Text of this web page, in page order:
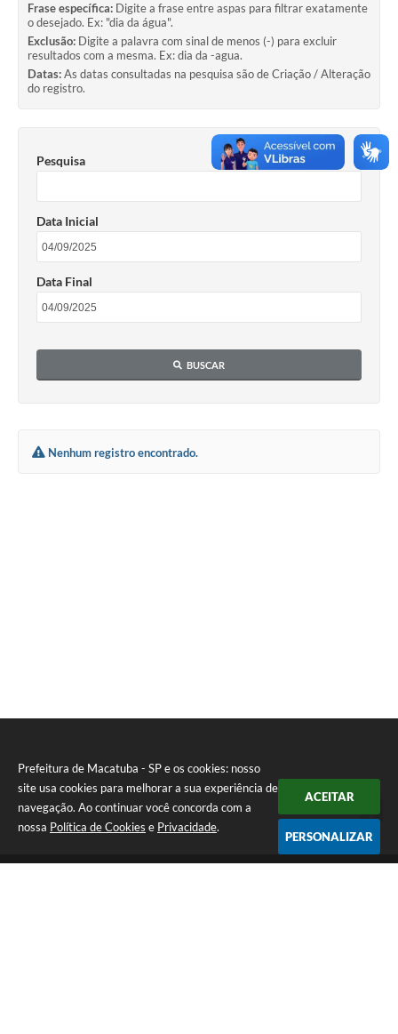
Prefeitura de Macatuba - SP e os cookies: nosso
site usa cookies para melhorar a sua experiência de
navegação. Ao continuar você concorda com a
nossa Política de Cookies e Privacidade.
ACEITAR
PERSONALIZAR
Frase específica: Digite a frase entre aspas para filtrar exatamente
o desejado. Ex: "dia da água".
Exclusão: Digite a palavra com sinal de menos (-) para excluir
resultados com a mesma. Ex: dia da -agua.
Datas:As datas consultadas na pesquisa são de Criação / Alteração
do registro.
Pesquisa
Data Inicial
Data Final
BUSCAR
Nenhum registro encontrado.